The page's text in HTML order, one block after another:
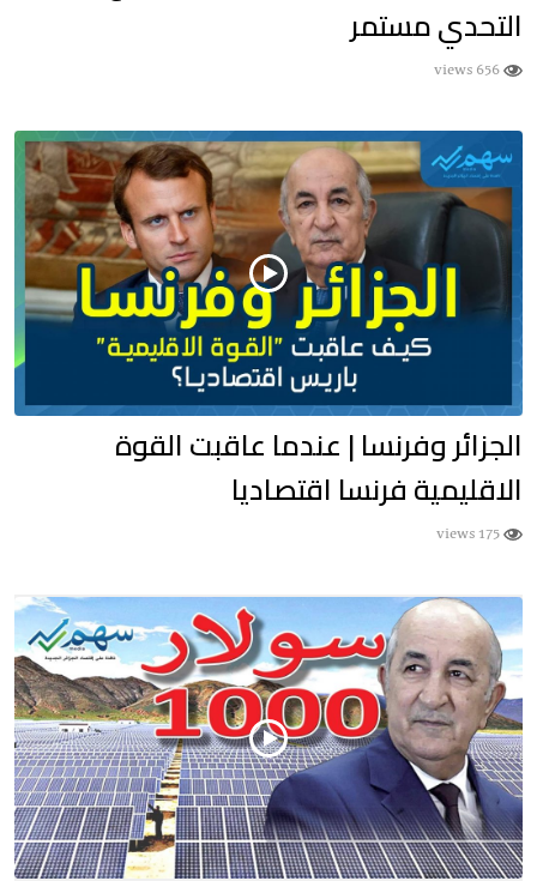
التحدي مستمر
656 views
الجزائر وفرنسا | عندما عاقبت القوة
الاقليمية فرنسا اقتصاديا
175 views